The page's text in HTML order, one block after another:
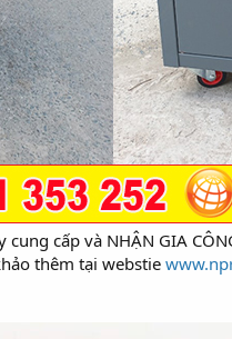
cung cấp và NHẬN GIA
thêm tại webstie